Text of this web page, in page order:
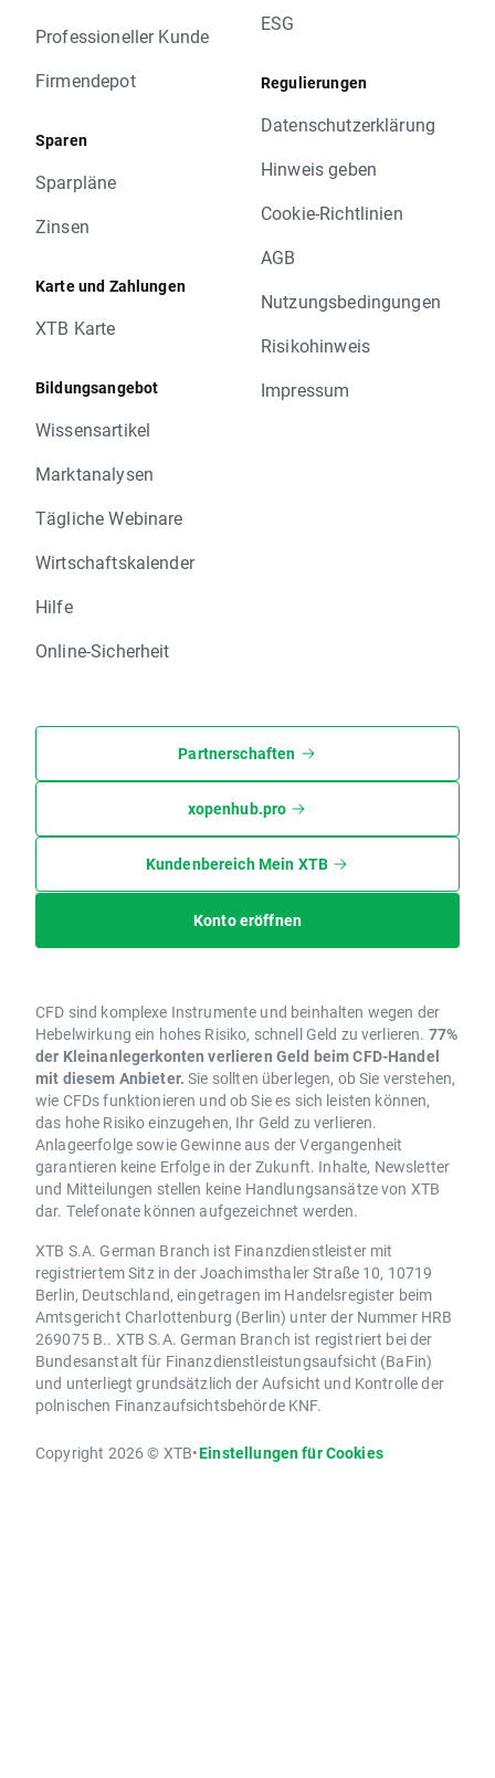
Professioneller Kunde
Firmendepot
Sparen
Sparpläne
Zinsen
Karte und Zahlungen
XTB Karte
Bildungsangebot
Wissensartikel
Marktanalysen
Tägliche Webinare
Wirtschaftskalender
Hilfe
Online-Sicherheit
ESG
Regulierungen
Datenschutzerklärung
Hinweis geben
Cookie-Richtlinien
AGB
Nutzungsbedingungen
Risikohinweis
Impressum
Partnerschaften
xopenhub.pro
Kundenbereich Mein XTB
Konto eröffnen
CFD sind komplexe Instrumente und beinhalten wegen der
Hebelwirkung ein hohes Risiko, schnell Geld zu verlieren. 77%
der Kleinanlegerkonten verlieren Geld beim CFD-Handel
mit diesem Anbieter. Sie sollten überlegen, ob Sie verstehen,
wie CFDs funktionieren und ob Sie es sich leisten können,
das hohe Risiko einzugehen, Ihr Geld zu verlieren.
Anlageerfolge sowie Gewinne aus der Vergangenheit
garantieren keine Erfolge in der Zukunft. Inhalte, Newsletter
und Mitteilungen stellen keine Handlungsansätze von XTB
dar. Telefonate können aufgezeichnet werden.
XTB S.A. German Branch ist Finanzdienstleister mit
registriertem Sitz in der Joachimsthaler Straße 10, 10719
Berlin, Deutschland, eingetragen im Handelsregister beim
Amtsgericht Charlottenburg (Berlin) unter der Nummer HRB
269075 B.. XTB S.A. German Branch ist registriert bei der
Bundesanstalt für Finanzdienstleistungsaufsicht (BaFin)
und unterliegt grundsätzlich der Aufsicht und Kontrolle der
polnischen Finanzaufsichtsbehörde KNF.
Copyright 2026 © XTB•Einstellungen für Cookies